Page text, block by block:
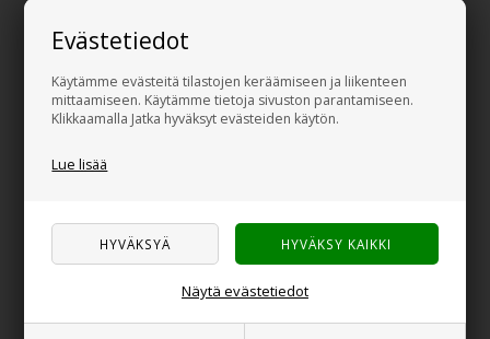
Evästetiedot
Käytämme evästeitä tilastojen keräämiseen ja liikenteen
mittaamiseen. Käytämme tietoja sivuston parantamiseen.
Klikkaamalla Jatka hyväksyt evästeiden käytön.
Lue lisää
Näytä evästetiedot
Erilaisia ulkoilutarvikkeita